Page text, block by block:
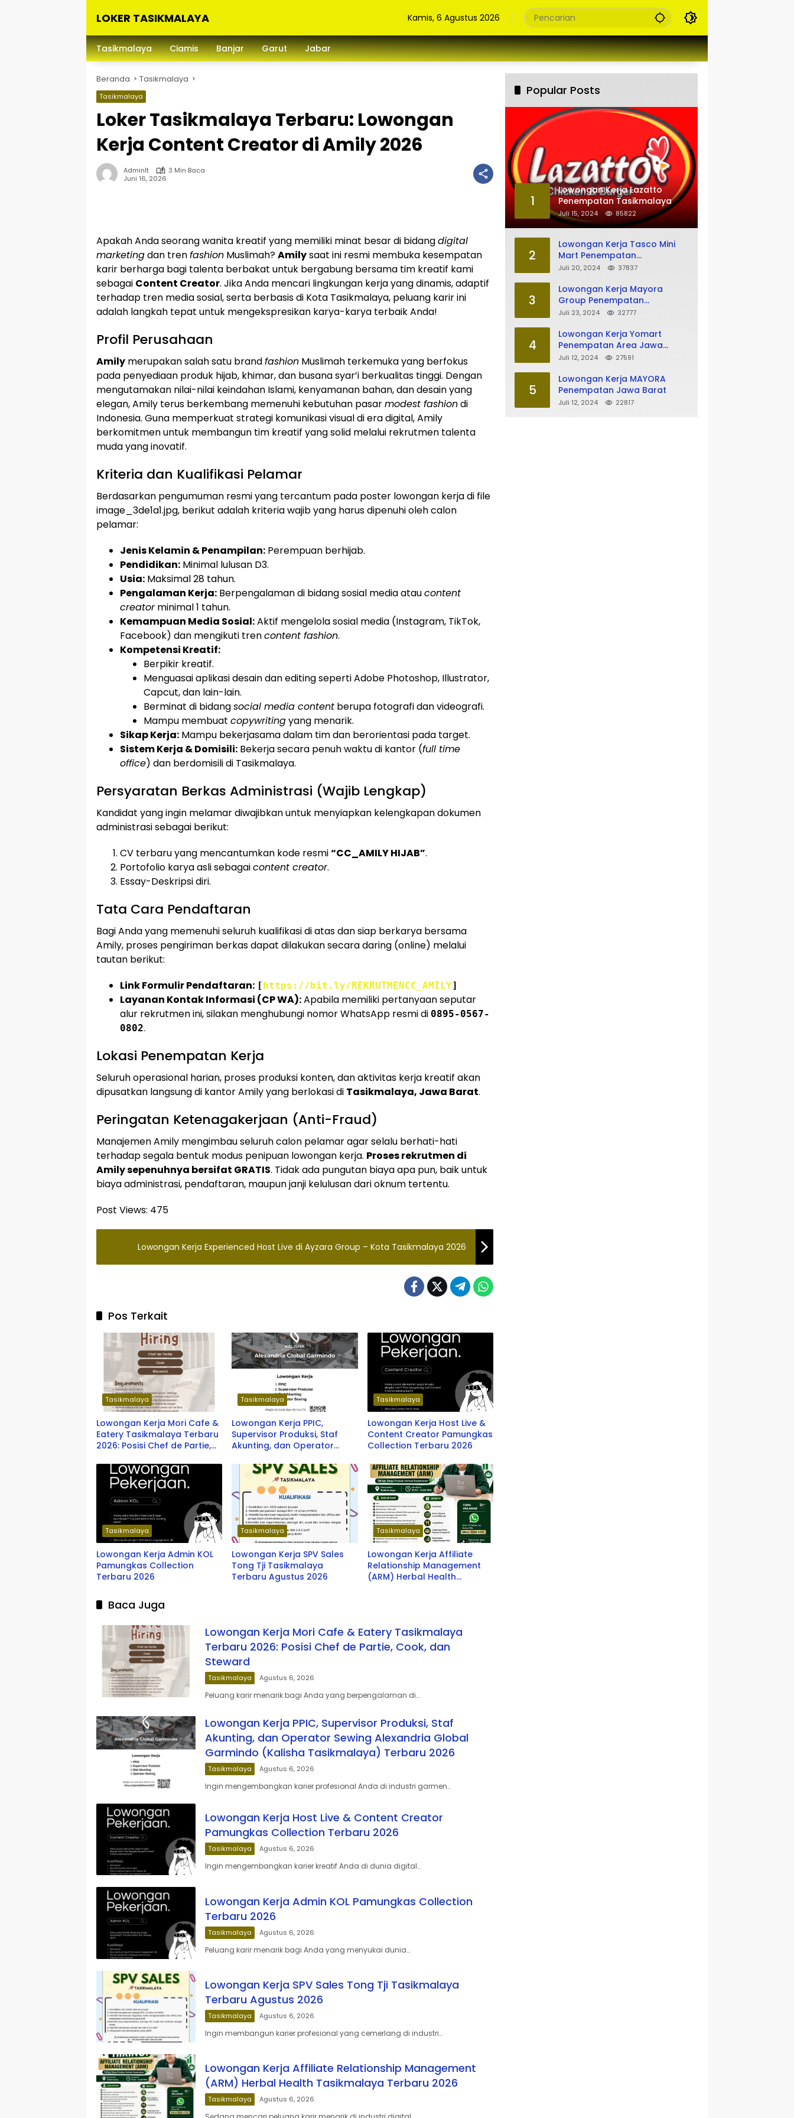
LOKER TASIKMALAYA
Lowongan
Kerja
dan
Sekitarna
Kamis, 6 Agustus 2026
Tasikmalaya Ciamis Banjar Garut Jabar
Beranda Tasikmalaya
Tasikmalaya
Loker Tasikmalaya Terbaru: Lowongan
Kerja Content Creator di Amily 2026
Adminlt
3 Min Baca
Juni 16, 2026
Apakah Anda seorang wanita kreatif yang memiliki minat besar di bidangdigital
marketingdan trenfashion Muslimah?Amilysaat ini resmi membuka kesempatan
karir berharga bagi talenta berbakat untuk bergabung bersama tim kreatif kami
sebagai Content Creator. Jika Anda mencari lingkungan kerja yang dinamis, adaptif
terhadap tren media sosial, serta berbasis di Kota Tasikmalaya, peluang karir ini
adalah langkah tepat untuk mengekspresikan karya-karya terbaik Anda!
Profil Perusahaan
Amily merupakan salah satu brandfashion Muslimah terkemuka yang berfokus
pada penyediaan produk hijab, khimar, dan busana syar’i berkualitas tinggi. Dengan
mengutamakan nilai-nilai keindahan Islami, kenyamanan bahan, dan desain yang
elegan, Amily terus berkembang memenuhi kebutuhan pasarmodest fashiondi
Indonesia. Guna memperkuat strategi komunikasi visual di era digital, Amily
berkomitmen untuk membangun tim kreatif yang solid melalui rekrutmen talenta
muda yang inovatif.
Kriteria dan Kualifikasi Pelamar
Berdasarkan pengumuman resmi yang tercantum pada poster lowongan kerja di file
image_3de1a1.jpg, berikut adalah kriteria wajib yang harus dipenuhi oleh calon
pelamar:
Jenis Kelamin & Penampilan: Perempuan berhijab.
Pendidikan: Minimal lulusan D3.
Usia: Maksimal 28 tahun.
Pengalaman Kerja: Berpengalaman di bidang sosial media ataucontent
creatorminimal 1 tahun.
Kemampuan Media Sosial:Aktif mengelola sosial media (Instagram, TikTok,
Facebook) dan mengikuti trencontent fashion.
Kompetensi Kreatif:
Berpikir kreatif.
Menguasai aplikasi desain dan editing seperti Adobe Photoshop, Illustrator,
Capcut, dan lain-lain.
Berminat di bidangsocial media content berupa fotografi dan videografi.
Mampu membuat copywritingyang menarik.
Sikap Kerja: Mampu bekerjasama dalam tim dan berorientasi pada target.
Sistem Kerja & Domisili: Bekerja secara penuh waktu di kantor (full time
office) dan berdomisili di Tasikmalaya.
Persyaratan Berkas Administrasi (Wajib Lengkap)
Kandidat yang ingin melamar diwajibkan untuk menyiapkan kelengkapan dokumen
administrasi sebagai berikut:
CV terbaru yang mencantumkan kode resmi“CC_AMILY HIJAB”.
Portofolio karya asli sebagaicontent creator.
Essay-Deskripsi diri.
Tata Cara Pendaftaran
Bagi Anda yang memenuhi seluruh kualifikasi di atas dan siap berkarya bersama
Amily, proses pengiriman berkas dapat dilakukan secara daring (online) melalui
tautan berikut:
Link Formulir Pendaftaran: [https://bit.ly/REKRUTMENCC_AMILY]
Layanan Kontak Informasi (CP WA):Apabila memiliki pertanyaan seputar
alur rekrutmen ini, silakan menghubungi nomor WhatsApp resmi di 0895-0567-
0802.
Lokasi Penempatan Kerja
Seluruh operasional harian, proses produksi konten, dan aktivitas kerja kreatif akan
dipusatkan langsung di kantor Amily yang berlokasi di Tasikmalaya, Jawa Barat.
Peringatan Ketenagakerjaan (Anti-Fraud)
Manajemen Amily mengimbau seluruh calon pelamar agar selalu berhati-hati
terhadap segala bentuk modus penipuan lowongan kerja. Proses rekrutmen di
Amily sepenuhnya bersifat GRATIS. Tidak ada pungutan biaya apa pun, baik untuk
biaya administrasi, pendaftaran, maupun janji kelulusan dari oknum tertentu.
Post Views: 475
Lowongan Kerja Experienced Host Live di Ayzara Group – Kota Tasikmalaya 2026
Pos Terkait
Tasikmalaya
Lowongan Kerja Mori Cafe &
Eatery Tasikmalaya Terbaru
2026: Posisi Chef de Partie,
Tasikmalaya
Lowongan Kerja PPIC,
Supervisor Produksi, Staf
Akunting, dan Operator
Garmindo (Kalisha
Tasikmalaya) Terbaru 2026
Tasikmalaya
Lowongan Kerja Host Live &
Content Creator Pamungkas
Collection Terbaru 2026
Tasikmalaya
Lowongan Kerja Admin KOL
Pamungkas Collection
Terbaru 2026
Tasikmalaya
Lowongan Kerja SPV Sales
Tong Tji Tasikmalaya
Terbaru Agustus 2026
Tasikmalaya
Lowongan Kerja Affiliate
Relationship Management
(ARM) Herbal Health
Baca Juga
Lowongan Kerja Mori Cafe & Eatery Tasikmalaya
Terbaru 2026: Posisi Chef de Partie, Cook, dan
Steward
Tasikmalaya Agustus 6, 2026
Peluang karir menarik bagi Anda yang berpengalaman di…
Lowongan Kerja PPIC, Supervisor Produksi, Staf
Akunting, dan Operator Sewing Alexandria Global
Garmindo (Kalisha Tasikmalaya) Terbaru 2026
Tasikmalaya Agustus 6, 2026
Ingin mengembangkan karier profesional Anda di industri garmen…
Lowongan Kerja Host Live & Content Creator
Pamungkas Collection Terbaru 2026
Tasikmalaya Agustus 6, 2026
Ingin mengembangkan karier kreatif Anda di dunia digital…
Lowongan Kerja Admin KOL Pamungkas Collection
Terbaru 2026
Tasikmalaya Agustus 6, 2026
Peluang karir menarik bagi Anda yang menyukai dunia…
Lowongan Kerja SPV Sales Tong Tji Tasikmalaya
Terbaru Agustus 2026
Tasikmalaya Agustus 6, 2026
Ingin membangun karier profesional yang cemerlang di industri…
Lowongan Kerja Affiliate Relationship Management
(ARM) Herbal Health Tasikmalaya Terbaru 2026
Tasikmalaya Agustus 6, 2026
Popular Posts
1
Lowongan Kerja Lazatto
Penempatan Tasikmalaya
Juli 15, 2024 85822
2
Lowongan Kerja Tasco Mini
Mart Penempatan
Tasikmalaya
Juli 20, 2024 37837
3
Lowongan Kerja Mayora
Group Penempatan
Tasikmalaya
Juli 23, 2024 32777
4
Lowongan Kerja Yomart
Penempatan Area Jawa
Barat
Juli 12, 2024 27591
5
Lowongan Kerja MAYORA
Penempatan Jawa Barat
Juli 12, 2024 22817